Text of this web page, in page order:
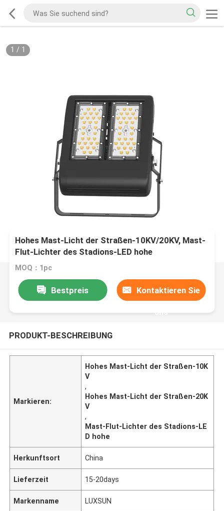
1 / 1
Hohes Mast-Licht der Straßen-10KV/20KV, Mast-
Flut-Lichter des Stadions-LED hohe
MOQ：1pc
Bestpreis Kontaktieren Sie
uns
PRODUKT-BESCHREIBUNG
Markieren:
Hohes Mast-Licht der Straßen-10K
V
,
Hohes Mast-Licht der Straßen-20K
V
,
Mast-Flut-Lichter des Stadions-LE
D hohe
Herkunftsort China
Lieferzeit 15-20days
Markenname LUXSUN